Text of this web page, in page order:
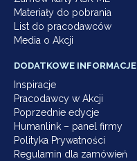
Materiały do pobrania
List do pracodawców
Media o Akcji
DODATKOWE INFORMACJE
Inspiracje
Pracodawcy w Akcji
Poprzednie edycje
Humanlink – panel firmy
Polityka Prywatności
Regulamin dla zamówień